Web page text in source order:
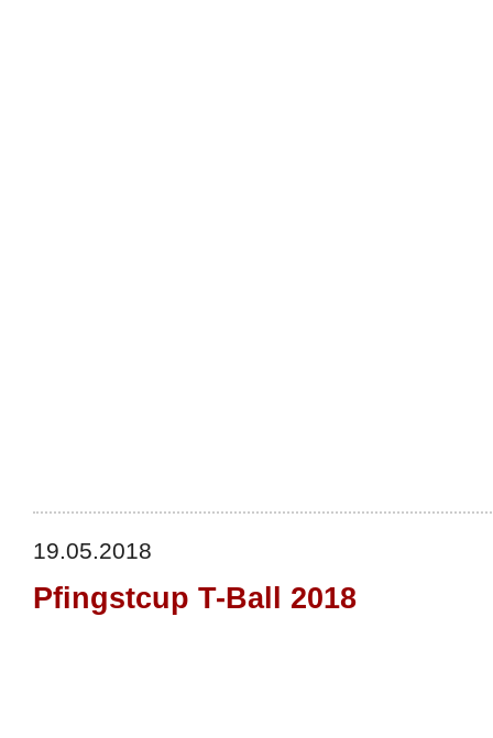
19.05.2018
Pfingstcup T-Ball 2018